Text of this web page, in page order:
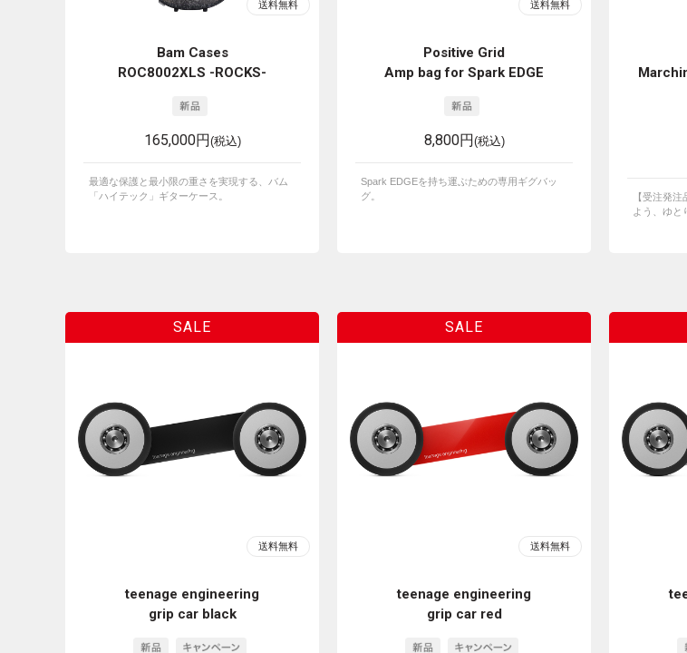
Bam Cases
ROC8002XLS -ROCKS-
165,000円(税込)
最適な保護と最小限の重さを実現する、バム
「ハイテック」ギターケース。
Positive Grid
Amp bag for Spark EDGE
8,800円(税込)
Spark EDGEを持ち運ぶための専用ギグバッ
グ。
【受注発
よう、ゆと
teenage engineering
grip car black
teenage engineering
grip car red